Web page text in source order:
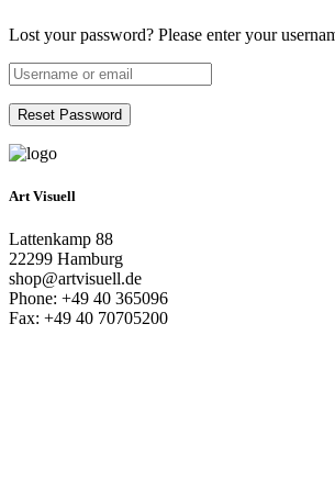
Lost your password? Please enter your
Art Visuell
Lattenkamp 88
22299 Hamburg
shop@artvisuell.de
Phone: +49 40 365096
Fax: +49 40 70705200